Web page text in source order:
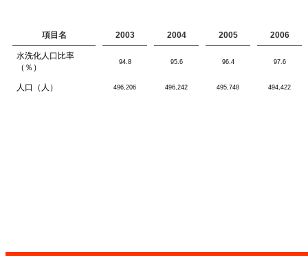
項目名 2003 2004 2005 2006
水洗化人口比率
（％）
94.8 95.6 96.4 97.6
人口（人） 496,206 496,242 495,748 494,422